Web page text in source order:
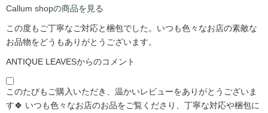
Callum shopの商品を見る
この度もご丁寧なご対応と梱包でした。いつも色々なお店の素敵な
お品物をどうもありがとうございます。
ANTIQUE LEAVESからのコメント
このたびもご購入いただき、温かいレビューをありがとうございま
す🍀 いつも色々なお店のお品をご覧くださり、丁寧な対応や梱包に